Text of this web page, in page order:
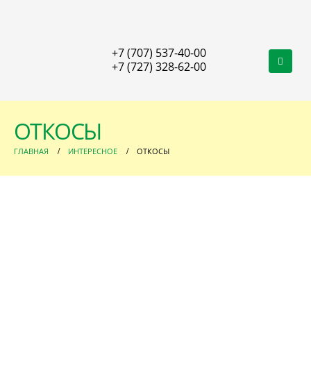
+7 (707) 537-40-00
+7 (727) 328-62-00
ОТКОСЫ
ГЛАВНАЯ ИНТЕРЕСНОЕ ОТКОСЫ